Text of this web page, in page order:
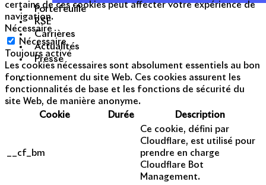
Portefeuille
RSE
Carrières
Actualités
Presse
certains de ces cookies peut affecter votre expérience de
navigation.
Nécessaire
Nécessaire
Toujours activé
Les cookies nécessaires sont absolument essentiels au bon
fonctionnement du site Web. Ces cookies assurent les
fonctionnalités de base et les fonctions de sécurité du
site Web, de manière anonyme.
Cookie
Durée Description
__cf_bm
Ce cookie, défini par
Cloudflare, est utilisé pour
prendre en charge
Cloudflare Bot
Management.